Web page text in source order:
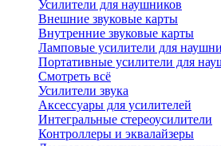
Усилители для наушников
Внешние звуковые карты
Внутренние звуковые карты
Ламповые усилители для
Портативные усилители для
Смотреть всё
Усилители звука
Аксессуары для усилителей
Интегральные стереоусилители
Контроллеры и эквалайзеры